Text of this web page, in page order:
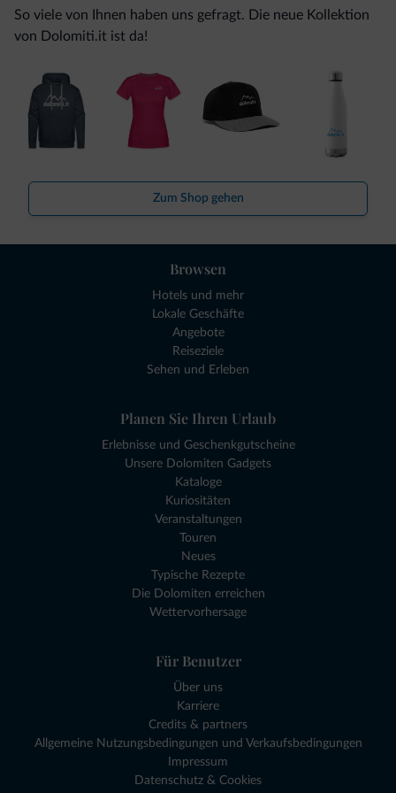
So viele von Ihnen haben uns gefragt. Die neue Kollektion
von Dolomiti.it ist da!
Zum Shop gehen
Browsen
Hotels und mehr
Lokale Geschäfte
Angebote
Reiseziele
Sehen und Erleben
Planen Sie Ihren Urlaub
Erlebnisse und Geschenkgutscheine
Unsere Dolomiten Gadgets
Kataloge
Kuriositäten
Veranstaltungen
Touren
Neues
Typische Rezepte
Die Dolomiten erreichen
Wettervorhersage
Für Benutzer
Über uns
Karriere
Credits & partners
Allgemeine Nutzungsbedingungen und Verkaufsbedingungen
Impressum
Datenschutz & Cookies